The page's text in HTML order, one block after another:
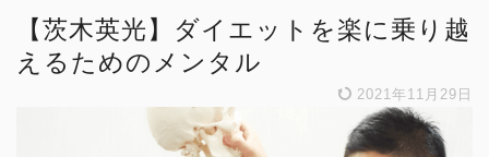
【茨木英光】ダイエットを楽に乗り越
えるためのメンタル
2021年11月29日